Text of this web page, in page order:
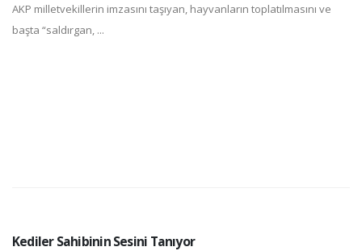
AKP milletvekillerin imzasını taşıyan, hayvanların toplatılmasını ve
başta “saldırgan, ...
Kediler Sahibinin Sesini Tanıyor